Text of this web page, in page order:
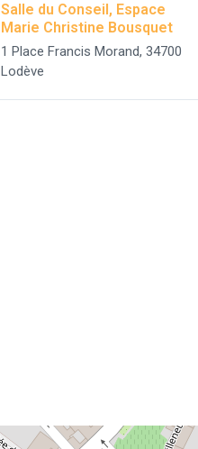
Salle du Conseil, Espace
Marie Christine Bousquet
1 Place Francis Morand, 34700
Lodève